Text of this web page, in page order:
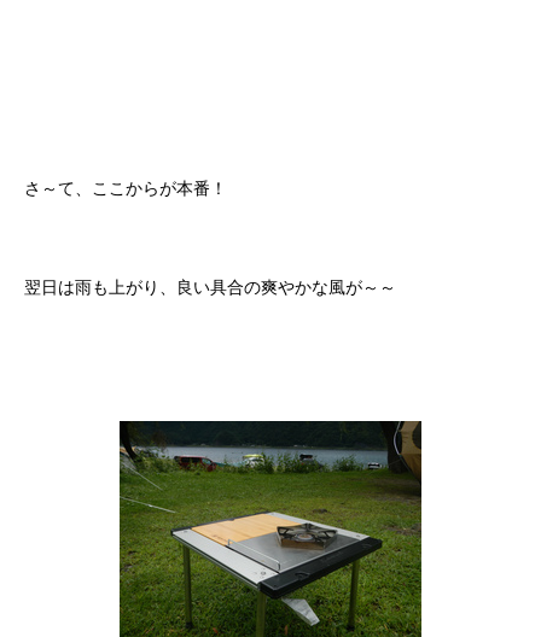
さ～て、ここからが本番！
翌日は雨も上がり、良い具合の爽やかな風が～～